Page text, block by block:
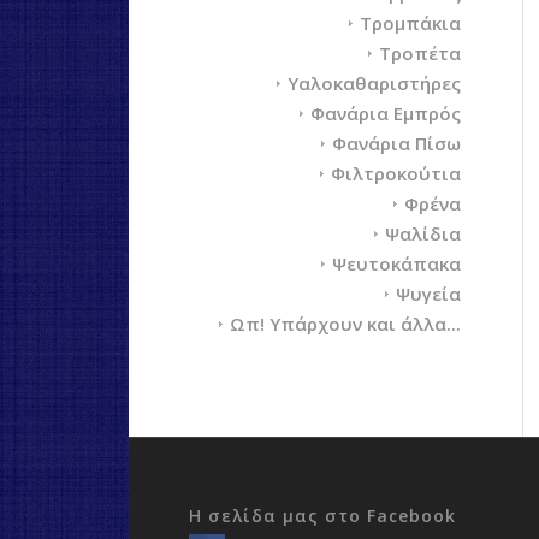
Τρομπάκια
Τροπέτα
Υαλοκαθαριστήρες
Φανάρια Εμπρός
Φανάρια Πίσω
Φιλτροκούτια
Φρένα
Ψαλίδια
Ψευτοκάπακα
Ψυγεία
Ωπ! Υπάρχουν και άλλα...
Η σελίδα μας στο Facebook